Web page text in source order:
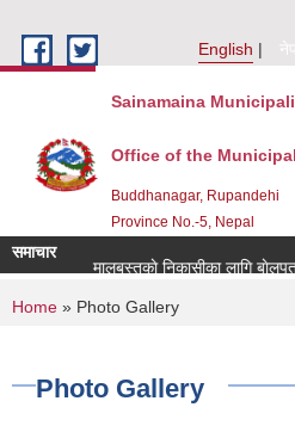
English
Sainamaina
Office of the
Buddhanagar, Rupandehi
Province No.-5, Nepal
समाचार
कवाडी मालबस्तुकाे निकासीका लागि बाेलपत्र
You are here
Home » Photo Gallery
Photo Gallery